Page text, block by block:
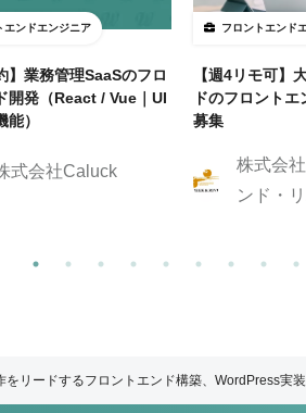
エンドエンジニア
】業務管理SaaSのフロ
開発（React / Vue｜UI
）
式会社Caluck
フロントエンド
【週4リモ可】
ドのフロント
募集
株式会
ンド・
をリードするフロントエンド構築、WordPress実